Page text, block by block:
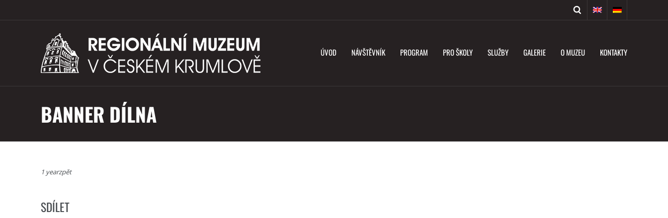
ÚVOD NÁVŠTĚVNÍK PROGRAM PRO ŠKOLY SLUŽBY GALERIE O MUZEU KONTAKTY
BANNER DÍLNA
1 yearzpět
SDÍLET